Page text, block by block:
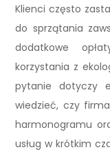
Klienci często
do sprzątania
dodatkowe
korzystania z
pytanie dotyczy
wiedzieć, czy
harmonogramu
usług w krótkim